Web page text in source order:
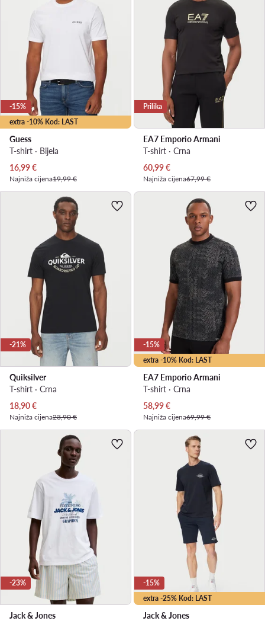
extra -10% Kod: LAST
-15%
Guess
T-shirt · Bijela
Trenutna cijena
16,99€
Najniža cijena19,99 €
Prilika
EA7 Emporio Armani
T-shirt · Crna
Trenutna cijena
60,99€
Najniža cijena67,99 €
-21%
Quiksilver
T-shirt · Crna
Trenutna cijena
18,90€
Najniža cijena23,90 €
extra -10% Kod: LAST
-15%
EA7 Emporio Armani
T-shirt · Crna
Trenutna cijena
58,99€
Najniža cijena69,99 €
-23%
Jack & Jones
extra -25% Kod: LAST
-15%
Jack & Jones